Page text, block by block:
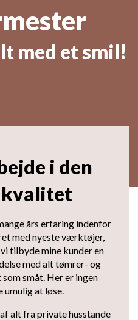
med et smil!
i den
kvalitet
års erfaring indenfor
med nyeste værktøjer,
tilbyde mine kunder en
med alt tømrer- og
småt. Her er ingen
umulig at løse.
alt fra private husstande